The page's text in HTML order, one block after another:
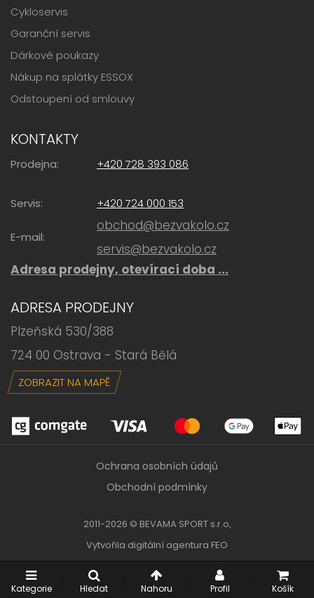
Cykloservis
Garanční servis
Dárkové poukazy
Nákup na splátky ESSOX
Odstoupení od smlouvy
KONTAKTY
Prodejna: +420 728 393 086
Servis: +420 724 000 153
E-mail:
obchod@bezvakolo.cz
servis@bezvakolo.cz
Adresa prodejny, otevírací doba ...
ADRESA PRODEJNY
Plzeňská 530/388
724 00 Ostrava - Stará Bělá
ZOBRAZIT NA MAPĚ
2011-2026 © BEVAMA SPORT s.r.o,
Ochrana osobních údajů
Obchodní podmínky
Vytvořila digitální agentura FEO
Kategorie Hledat Nahoru Profil Košík